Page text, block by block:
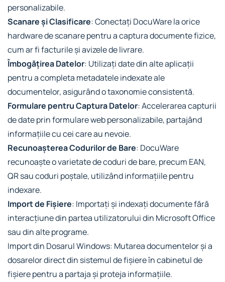
personalizabile.
Scanare și Clasificare: Conectați DocuWare la orice
hardware de scanare pentru a captura documente fizice,
cum ar fi facturile și avizele de livrare.
Îmbogățirea Datelor: Utilizați date din alte aplicații
pentru a completa metadatele indexate ale
documentelor, asigurând o taxonomie consistentă.
Formulare pentru Captura Datelor: Accelerarea capturii
de date prin formulare web personalizabile, partajând
informațiile cu cei care au nevoie.
Recunoașterea Codurilor de Bare: DocuWare
recunoaște o varietate de coduri de bare, precum EAN,
QR sau coduri poștale, utilizând informațiile pentru
indexare.
Import de Fișiere: Importați și indexați documente fără
interacțiune din partea utilizatorului din Microsoft Office
sau din alte programe.
Import din Dosarul Windows: Mutarea documentelor și a
dosarelor direct din sistemul de fișiere în cabinetul de
fișiere pentru a partaja și proteja informațiile.